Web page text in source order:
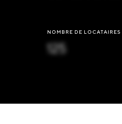
NOMBRE DE LOCATAIRES
125